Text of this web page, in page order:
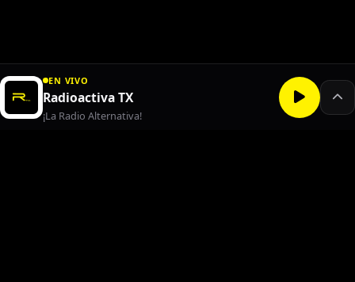
EN VIVO
Radioactiva TX
¡La Radio Alternativa!